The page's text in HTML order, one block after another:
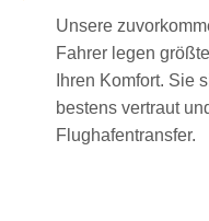
Unsere
Fahrer legen
Ihren Komfort. Sie
bestens vertraut
Flughafentransfer.